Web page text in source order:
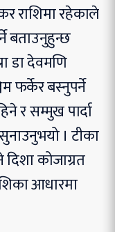
राशिमा रहेकाले
बताउनुहुन्छ
डा देवमणि
फर्केर बस्नुपर्ने
र सम्मुख पार्दा
। टीका
कोजाग्रत
आधारमा